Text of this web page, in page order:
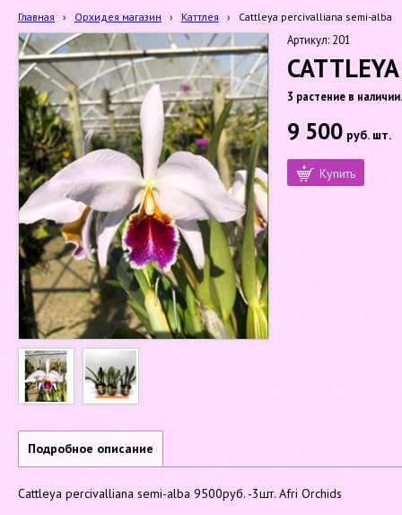
Главная › Орхидея магазин › Каттлея › Cattleya percivalliana semi-alba
Артикул: 201
3 растение в наличии.
9 500 руб. шт.
Купить
Подробное описание
Cattleya percivalliana semi-alba 9500руб. -3шт. Afri Orchids